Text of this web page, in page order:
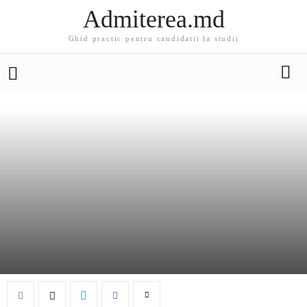
Admiterea.md
Ghid practic pentru candidatii la studii